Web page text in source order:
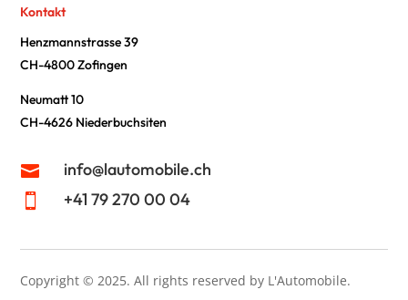
Kontakt
Henzmannstrasse 39
CH-4800 Zofingen
Neumatt 10
CH-4626 Niederbuchsiten
 info@lautomobile.ch
 +41 79 270 00 04
Copyright © 2025.All rights reserved by L'Automobile.